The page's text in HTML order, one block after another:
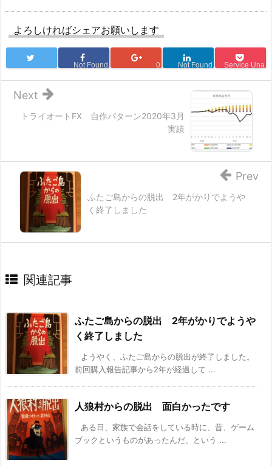
よろしければシェアお願いします
Not Found 0 Not Found Service Una
トライオートFX 自作パターン2020年3月
実績
Next
ふたご島からの脱出 2年がかりでようや
く終了しました
Prev
関連記事
ふたご島からの脱出 2年がかりでようや
く終了しました
ようやく、ふたご島からの脱出が終了しました。
前回購入報告記事から2年が経過して ...
人狼村からの脱出 面白かったです
ある日、家族で会話をしている時に、昔、ゲーム
ブックというものがあったんだ、という ...